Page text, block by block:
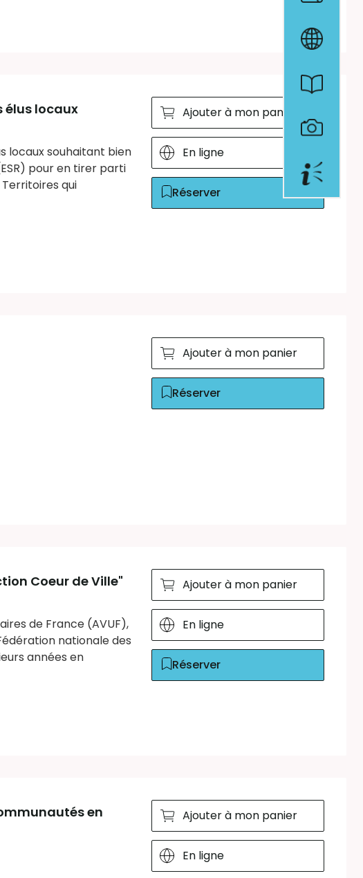
élus locaux
locaux souhaitant bien
pour en tirer parti
qui
Ajouter à mon panier
En ligne
Réserver
Ajouter à mon panier
Réserver
Coeur de Ville"
de France (AVUF),
nationale des
années en
Ajouter à mon panier
En ligne
Réserver
en
Ajouter à mon panier
En ligne